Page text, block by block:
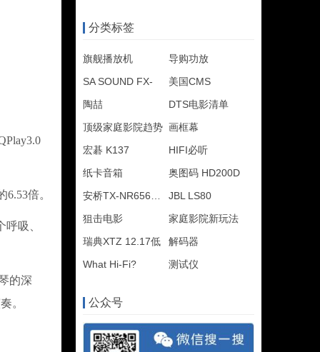
倍。
吸、
的深
。
分类标签
旗舰播放机
导购功放
SA SOUND FX-
美国CMS
陶喆
DTS电影清单
顶级家庭影院趋势 画框幕
宏碁 K137
HIFI必听
纸卡音箱
奥图码 HD200D
JBL LS80
狙击电影
家庭影院新玩法
瑞典XTZ 12.17低
解码器
What Hi-Fi?
测试仪
公众号